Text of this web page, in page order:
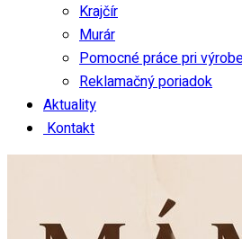
Krajčír
Murár
Pomocné práce pri
Reklamačný poriadok
Aktuality
Kontakt